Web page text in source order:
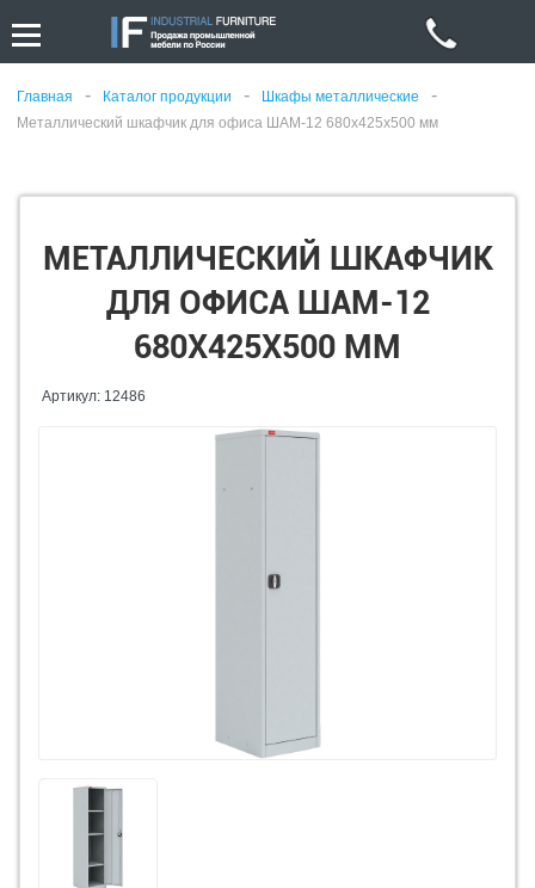
Главная - Каталог продукции - Шкафы металлические -
Металлический шкафчик для офиса ШАМ-12 680x425x500 мм
МЕТАЛЛИЧЕСКИЙ ШКАФЧИК
ДЛЯ ОФИСА ШАМ-12
680X425X500 ММ
Артикул: 12486